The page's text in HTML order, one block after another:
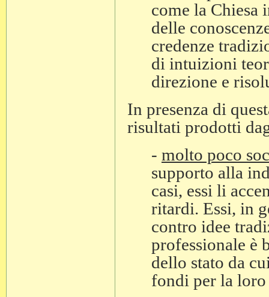
come la Chiesa
delle
credenze
di intuizioni
direzione e
In presenza di
risultati prodotti
- molto poco
supporto alla
casi, essi li
ritardi. Essi, in
contro idee
professionale è
dello stato da
fondi per la